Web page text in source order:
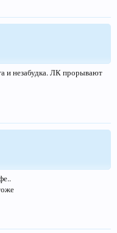
и незабудка. ЛК прорывают